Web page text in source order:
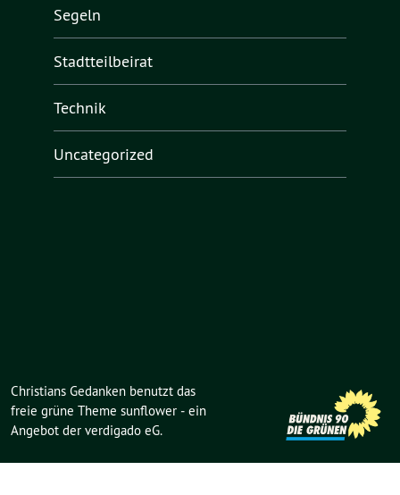
Segeln
Stadtteilbeirat
Technik
Uncategorized
Christians Gedanken benutzt das
freie grüne Theme sunflower ‐ ein
Angebot der verdigado eG.